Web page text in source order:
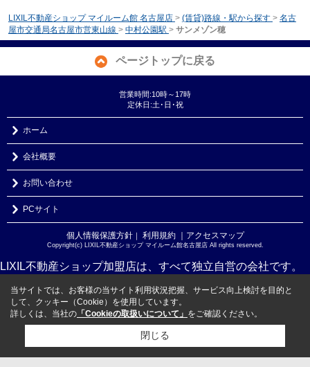
LIXIL不動産ショップ マイルーム館 名古屋店 > (賃貸)路線・駅から探す > 名古
屋市交通局名古屋市営東山線 > 中村公園駅 > サンメゾン穂
ページトップに戻る
営業時間:10時～17時
定休日:土･日･祝
ホーム
会社概要
お問い合わせ
PCサイト
個人情報保護方針｜ 利用規約 ｜アクセスマップ
Copyright(c) LIXIL不動産ショップ マイルーム館名古屋店 All rights reserved.
LIXIL不動産ショップ加盟店は、すべて独立自営の会社です。
当サイトでは、お客様の当サイト利用状況把握、サービス向上検討を目的と
して、クッキー（Cookie）を使用しています。
詳しくは、当社の 「Cookieの取扱いについて」 をご確認ください。
閉じる